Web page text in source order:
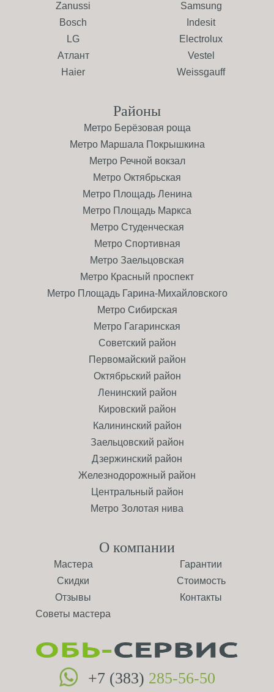
Zanussi
Samsung
Bosch
Indesit
LG
Electrolux
Атлант
Vestel
Haier
Weissgauff
Районы
Метро Берёзовая роща
Метро Маршала Покрышкина
Метро Речной вокзал
Метро Октябрьская
Метро Площадь Ленина
Метро Площадь Маркса
Метро Студенческая
Метро Спортивная
Метро Заельцовская
Метро Красный проспект
Метро Площадь Гарина-Михайловского
Метро Сибирская
Метро Гагаринская
Советский район
Первомайский район
Октябрьский район
Ленинский район
Кировский район
Калининский район
Заельцовский район
Дзержинский район
Железнодорожный район
Центральный район
Метро Золотая нива
О компании
Мастера
Гарантии
Скидки
Стоимость
Отзывы
Контакты
Советы мастера
+7 (383) 285-56-50